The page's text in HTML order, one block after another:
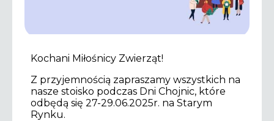
Kochani Miłośnicy Zwierząt!
Z przyjemnością zapraszamy wszystkich na
nasze stoisko podczas Dni Chojnic, które
odbędą się 27-29.06.2025r. na Starym
Rynku.